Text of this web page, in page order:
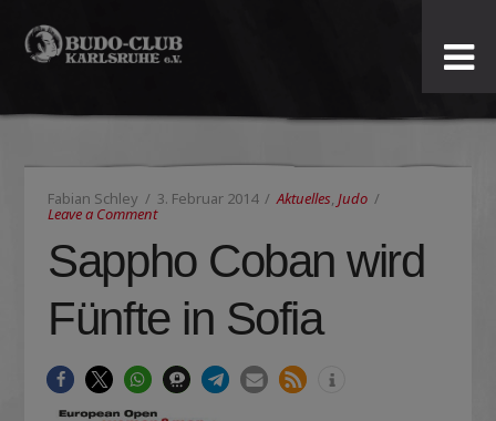
Budo-
Club
Karlsruhe
e.V.
Fabian Schley 3. Februar 2014 Aktuelles, Judo
Leave a Comment
Sappho Coban wird
Fünfte in Sofia